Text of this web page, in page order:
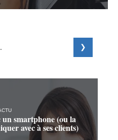
smartphone (ou la
avec à ses clients)